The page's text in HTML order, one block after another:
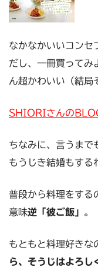
なかなかいいコンセ
だし、一冊買って
ん超かわいい（結局
SHIORIさんの
ちなみに、言うま
もうじき結婚もする
普段から料理をする
意味逆「彼ご飯」 。
もともと料理好きな
ら、そうじはよろし